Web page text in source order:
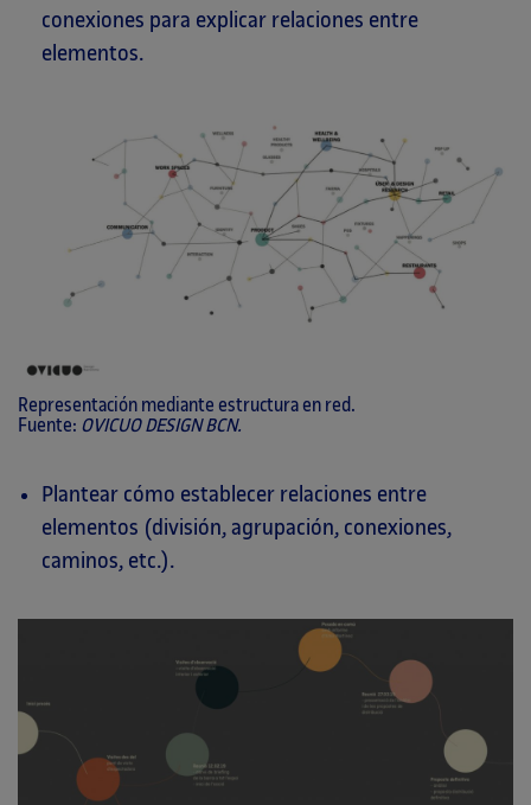
conexiones para explicar relaciones entre
elementos.
Representación mediante estructura en red.
Fuente: OVICUO DESIGN BCN.
Plantear cómo establecer relaciones entre
elementos (división, agrupación, conexiones,
caminos, etc.).